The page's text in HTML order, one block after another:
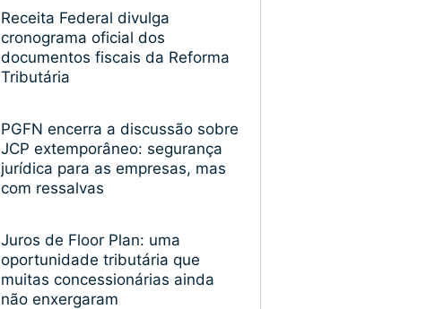
Receita Federal divulga
cronograma oficial dos
documentos fiscais da Reforma
Tributária
PGFN encerra a discussão sobre
JCP extemporâneo: segurança
jurídica para as empresas, mas
com ressalvas
Juros de Floor Plan: uma
oportunidade tributária que
muitas concessionárias ainda
não enxergaram